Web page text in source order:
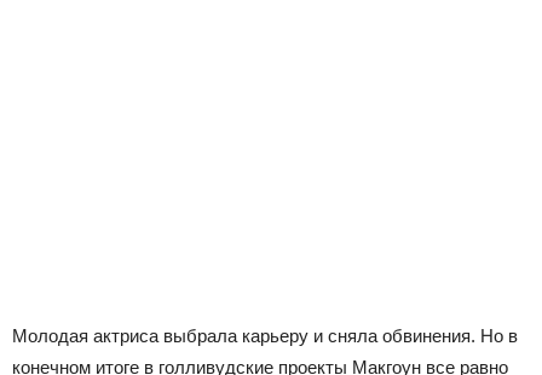
Молодая актриса выбрала карьеру и сняла обвинения. Но в
конечном итоге в голливудские проекты Макгоун все равно